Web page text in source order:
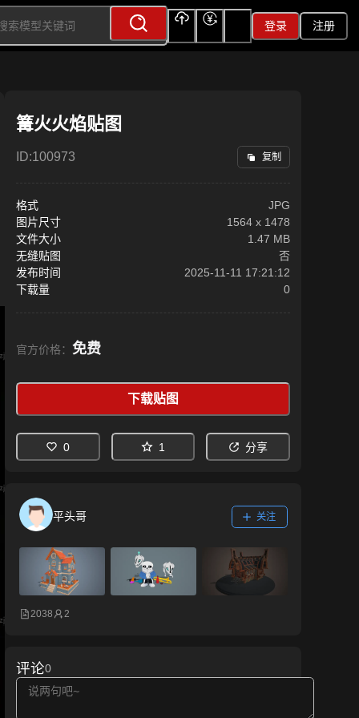
登录 注册
篝火火焰贴图
ID:100973 复制
格式
JPG
图片尺寸
1564 x 1478
文件大小
1.47 MB
无缝贴图
否
发布时间
2025-11-11 17:21:12
下载量
0
官方价格： 免费
下载贴图
0 1 分享
平头哥 关注
2038 2
评论0